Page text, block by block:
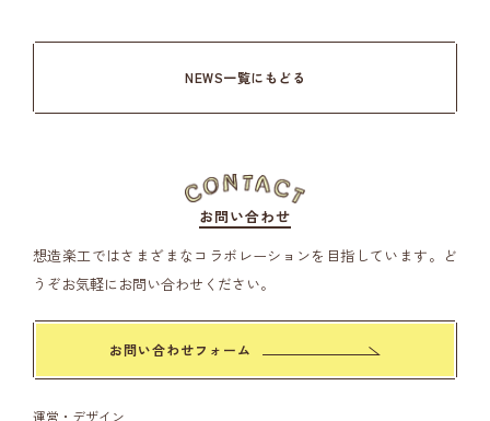
NEWS一覧にもどる
お問い合わせ
想造楽工ではさまざまなコラボレーションを目指しています。 ど
うぞお気軽にお問い合わせください。
お問い合わせフォーム
運営・デザイン